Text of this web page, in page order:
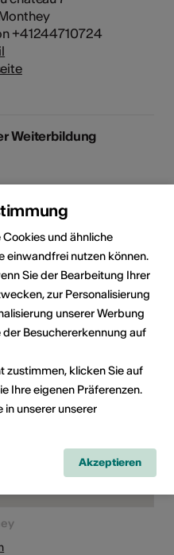
+41244710724
Weiterbildung
und Kulturschaffende,
Interessierte
und ähnliche
einwandfrei nutzen können.
Sie der Bearbeitung Ihrer
zur Personalisierung
unserer Werbung
Besuchererkennung auf
zustimmen, klicken Sie auf
Ihre eigenen Präferenzen.
in unserer unserer
Akzeptieren